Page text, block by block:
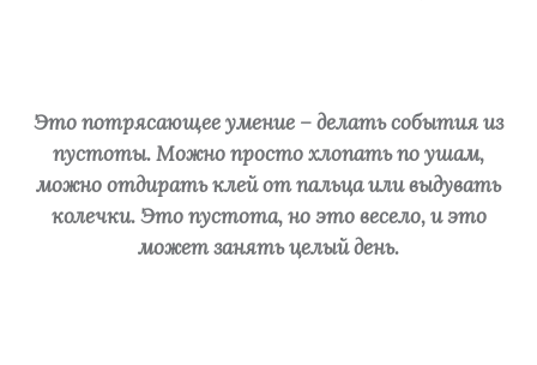
Это потрясающее умение – делать события из
пустоты. Можно просто хлопать по ушам,
можно отдирать клей от пальца или выдувать
колечки. Это пустота, но это весело, и это
может занять целый день.